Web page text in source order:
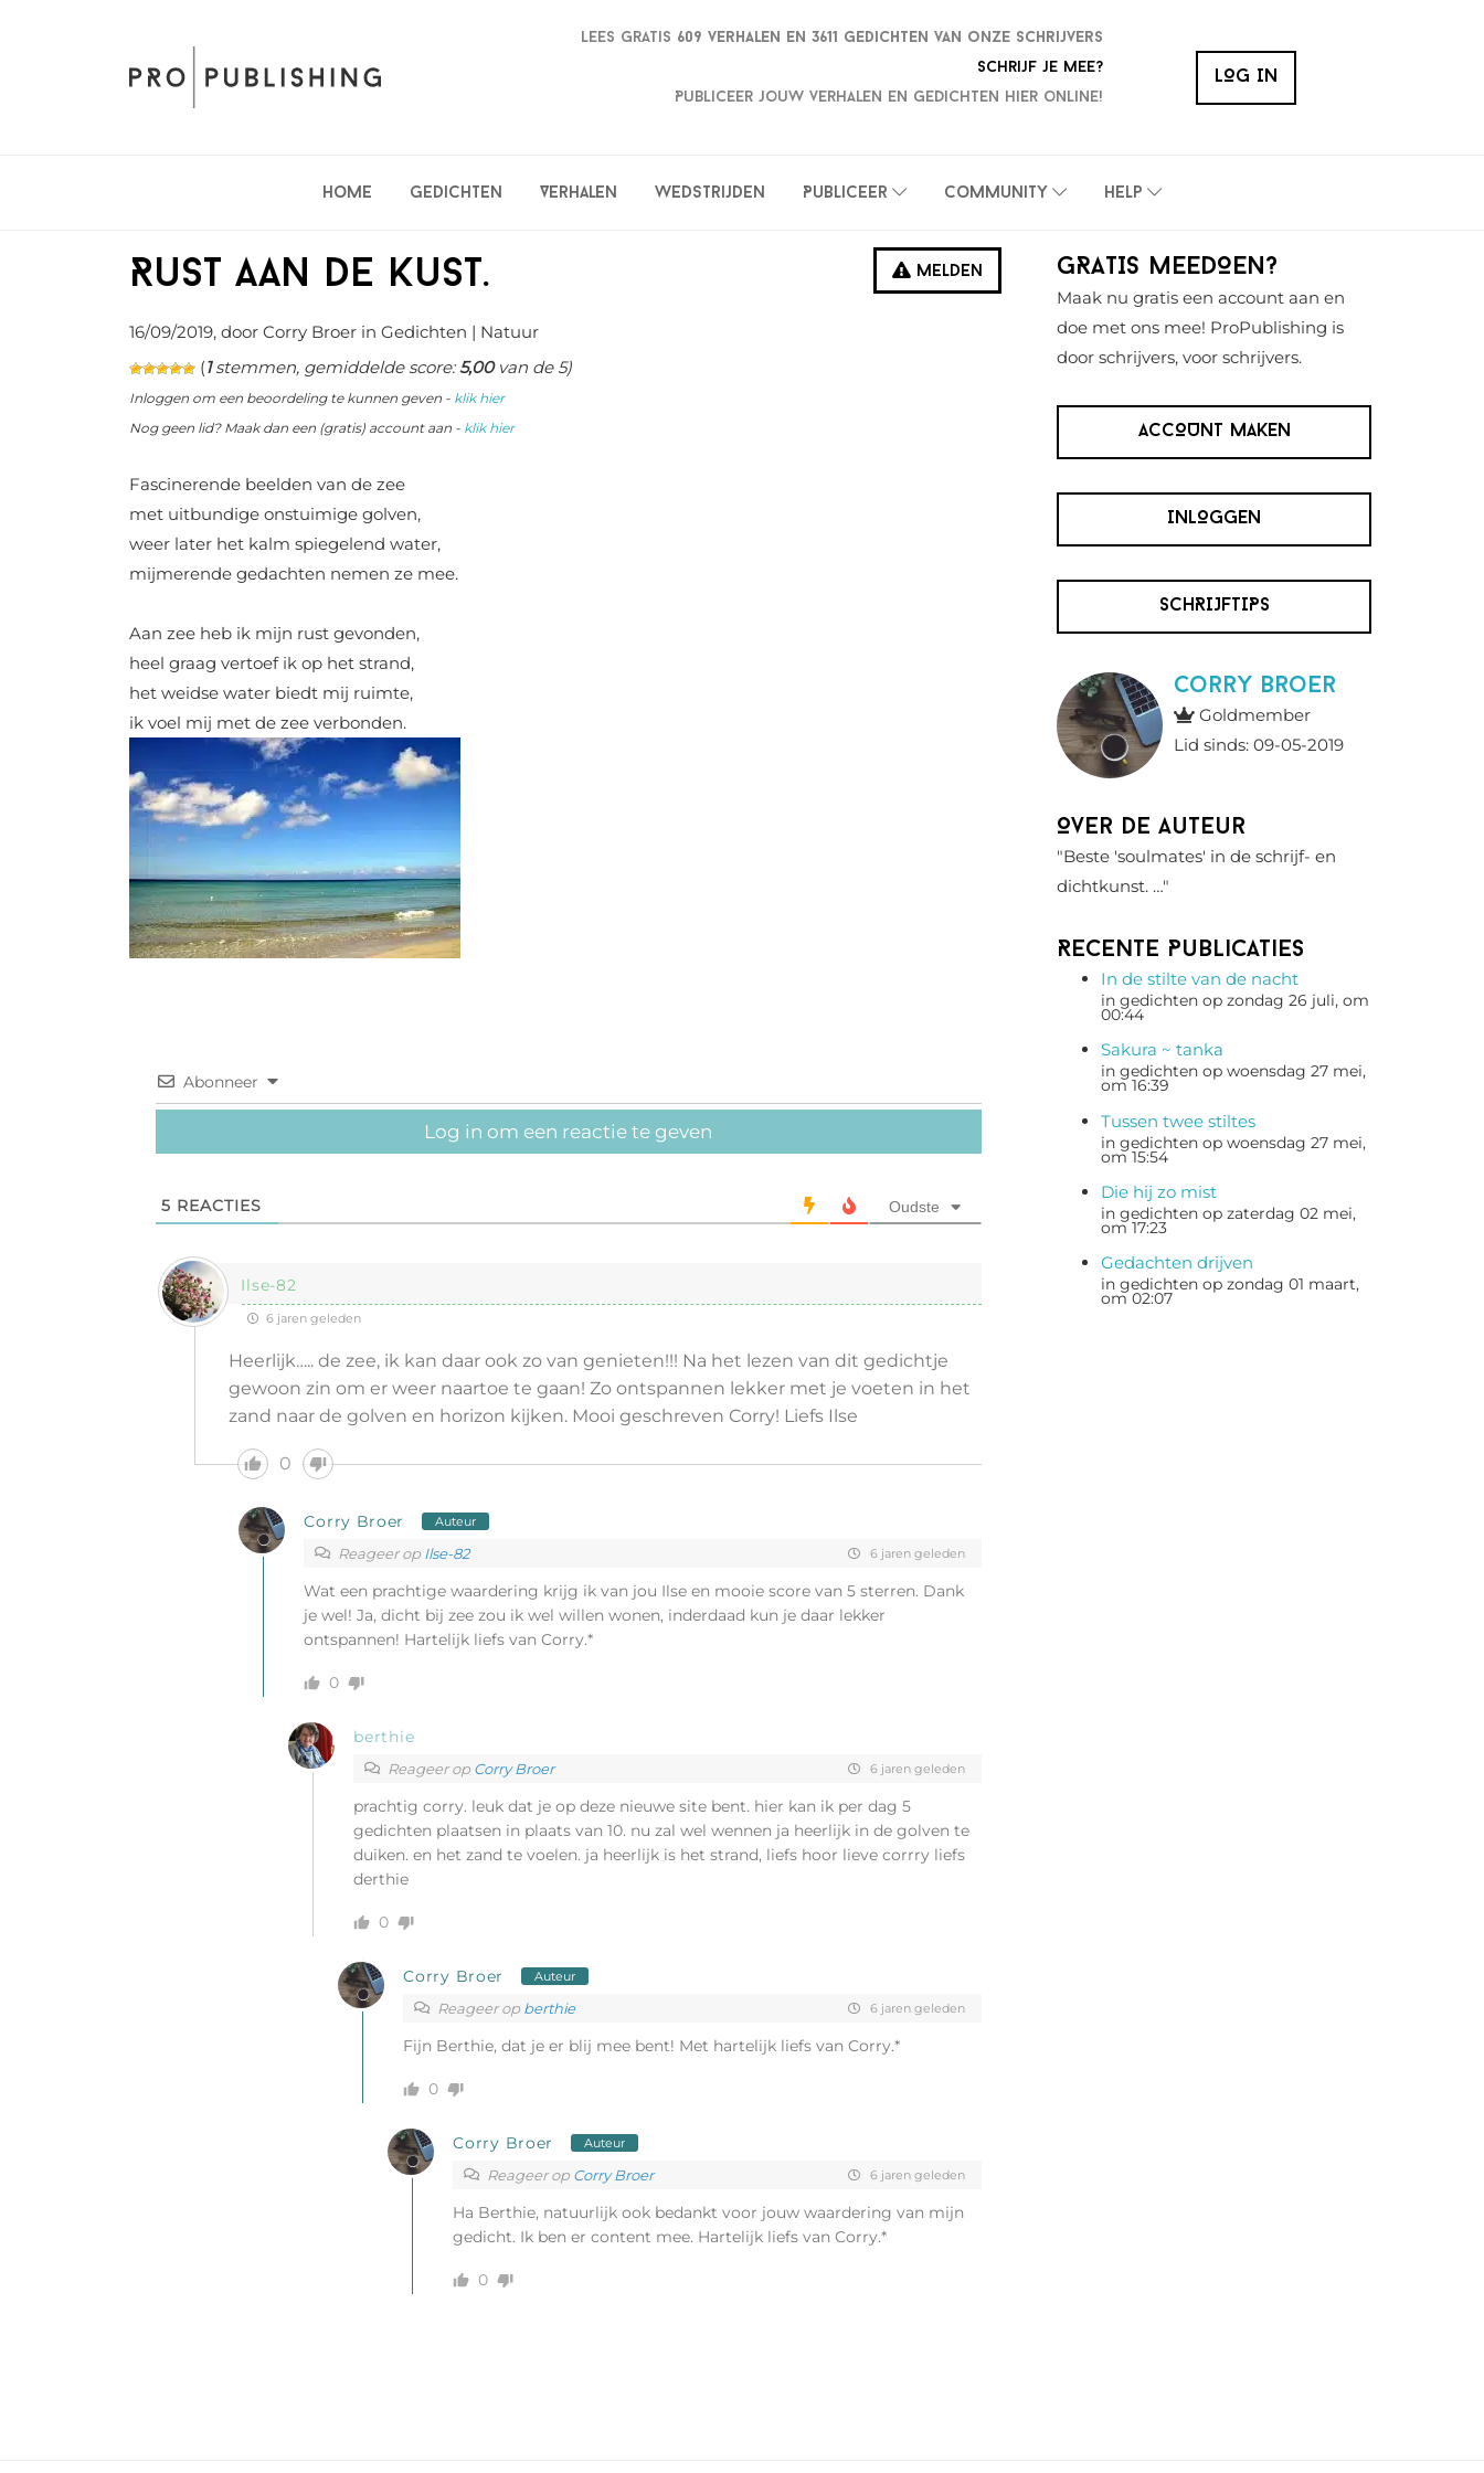
Lees gratis 609 verhalen en 3611 gedichten van onze schrijvers
Schrijf je mee?
Publiceer jouw verhalen en gedichten hier online!
LOG IN
Home Gedichten Verhalen Wedstrijden Publiceer Community Help
Melden
Rust aan de kust.
16/09/2019, door Corry Broer in Gedichten | Natuur
(1stemmen, gemiddelde score:5,00van de 5)
Inloggen om een beoordeling te kunnen geven - klik hier
Nog geen lid? Maak dan een (gratis) account aan - klik hier
Fascinerende beelden van de zee
met uitbundige onstuimige golven,
weer later het kalm spiegelend water,
mijmerende gedachten nemen ze mee.
Aan zee heb ik mijn rust gevonden,
heel graag vertoef ik op het strand,
het weidse water biedt mij ruimte,
ik voel mij met de zee verbonden.
Abonneer
Log in om een reactie te geven
5 REACTIES Oudste
Ilse-82
6 jaren geleden
Heerlijk….. de zee, ik kan daar ook zo van genieten!!! Na het lezen van dit gedichtje
gewoon zin om er weer naartoe te gaan! Zo ontspannen lekker met je voeten in het
zand naar de golven en horizon kijken. Mooi geschreven Corry! Liefs Ilse
0
Corry Broer Auteur
Reageer op Ilse-82 6 jaren geleden
Wat een prachtige waardering krijg ik van jou Ilse en mooie score van 5 sterren. Dank
je wel! Ja, dicht bij zee zou ik wel willen wonen, inderdaad kun je daar lekker
ontspannen! Hartelijk liefs van Corry.*
0
berthie
Reageer op Corry Broer 6 jaren geleden
prachtig corry. leuk dat je op deze nieuwe site bent. hier kan ik per dag 5
gedichten plaatsen in plaats van 10. nu zal wel wennen ja heerlijk in de golven te
duiken. en het zand te voelen. ja heerlijk is het strand, liefs hoor lieve corrry liefs
derthie
0
Corry Broer Auteur
Reageer op berthie 6 jaren geleden
Fijn Berthie, dat je er blij mee bent! Met hartelijk liefs van Corry.*
0
Corry Broer Auteur
Reageer op Corry Broer 6 jaren geleden
Ha Berthie, natuurlijk ook bedankt voor jouw waardering van mijn
gedicht. Ik ben er content mee. Hartelijk liefs van Corry.*
0
Primaire
Sidebar
GRATIS MEEDOEN?
Maak nu gratis een account aan en
doe met ons mee! ProPublishing is
door schrijvers, voor schrijvers.
ACCOUNT MAKEN
INLOGGEN
SCHRIJFTIPS
Corry Broer
Goldmember
Lid sinds: 09-05-2019
Over de auteur
"Beste 'soulmates' in de schrijf- en
dichtkunst. …"
Recente Publicaties
In de stilte van de nacht
in gedichten op zondag 26 juli, om
00:44
Sakura ~ tanka
in gedichten op woensdag 27 mei,
om 16:39
Tussen twee stiltes
in gedichten op woensdag 27 mei,
om 15:54
Die hij zo mist
in gedichten op zaterdag 02 mei,
om 17:23
Gedachten drijven
in gedichten op zondag 01 maart,
om 02:07